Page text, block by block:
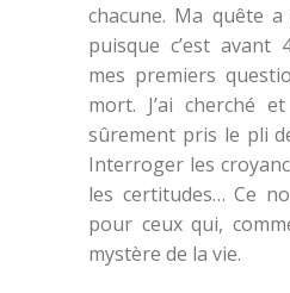
chacune. Ma quête a
puisque c’est avant
mes premiers
mort. J’ai cherché
sûrement pris le pli
Interroger les
les certitudes… Ce
pour ceux qui,
mystère de la vie.